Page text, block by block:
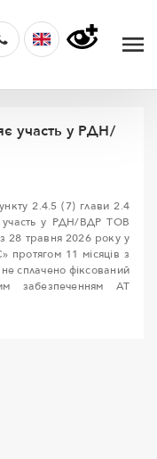
участь у РДН/
2.4.5 (7) глави 2.4
у РДН/ВДР ТОВ
травня 2026 року у
11 місяців з
сплачено фіксований
забезпеченням АТ